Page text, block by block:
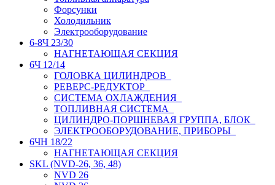
Форсунки
Холодильник
Электрооборудование
6-8Ч 23/30
НАГНЕТАЮЩАЯ СЕКЦИЯ
6Ч 12/14
ГОЛОВКА ЦИЛИНДРОВ
РЕВЕРС-РЕДУКТОР
СИСТЕМА ОХЛАЖДЕНИЯ
ТОПЛИВНАЯ СИСТЕМА
ЦИЛИНДРО-ПОРШНЕВАЯ ГРУППА, БЛОК
ЭЛЕКТРООБОРУДОВАНИЕ, ПРИБОРЫ
6ЧН 18/22
НАГНЕТАЮЩАЯ СЕКЦИЯ
SKL (NVD-26, 36, 48)
NVD 26